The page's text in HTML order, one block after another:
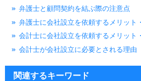
弁護士と顧問契約を結ぶ際の注意点
弁護士に会社設立を依頼するメリット
会計士に会社設立を依頼するメリット
会計士が会社設立に必要とされる理由
関連するキーワード